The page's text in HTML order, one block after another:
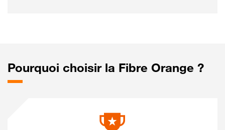
Pourquoi choisir la Fibre Orange ?